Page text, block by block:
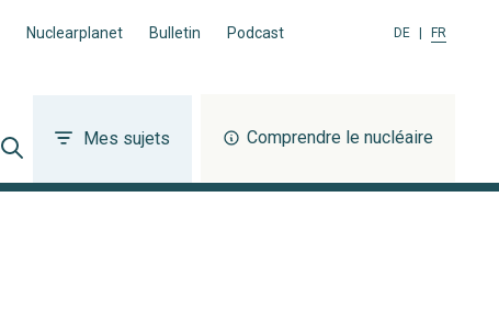
Nuclearplanet Bulletin Podcast DE FR
Mes sujets Comprendre le nucléaire